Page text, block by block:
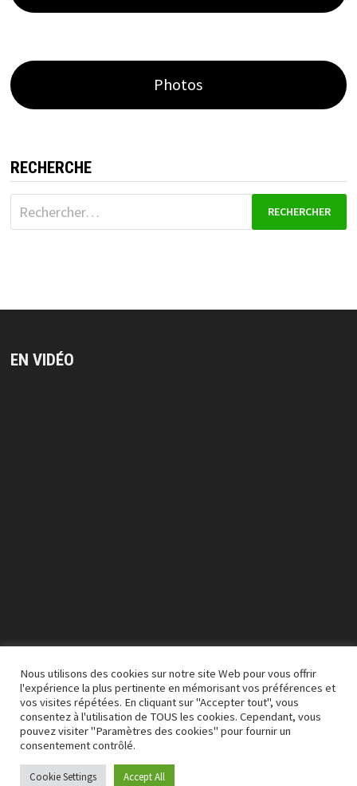
Photos
RECHERCHE
Rechercher :
EN VIDÉO
00:00 03:50
Nous utilisons des cookies sur notre site Web pour vous offrir
l'expérience la plus pertinente en mémorisant vos préférences et
vos visites répétées. En cliquant sur "Accepter tout", vous
consentez à l'utilisation de TOUS les cookies. Cependant, vous
pouvez visiter "Paramètres des cookies" pour fournir un
consentement contrôlé.
Cookie Settings Accept All